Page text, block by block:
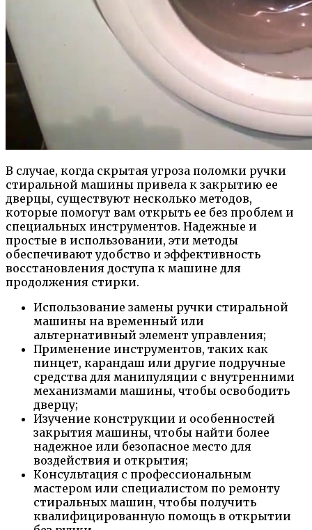
В случае, когда скрытая угроза поломки ручки
стиральной машины привела к закрытию ее
дверцы, существуют несколько методов,
которые помогут вам открыть ее без проблем и
специальных инструментов. Надежные и
простые в использовании, эти методы
обеспечивают удобство и эффективность
восстановления доступа к машине для
продолжения стирки.
Использование замены ручки стиральной
машины на временный или
альтернативный элемент управления;
Применение инструментов, таких как
пинцет, карандаш или другие подручные
средства для манипуляции с внутренними
механизмами машины, чтобы освободить
дверцу;
Изучение конструкции и особенностей
закрытия машины, чтобы найти более
надежное или безопасное место для
воздействия и открытия;
Консультация с профессиональным
мастером или специалистом по ремонту
стиральных машин, чтобы получить
квалифицированную помощь в открытии